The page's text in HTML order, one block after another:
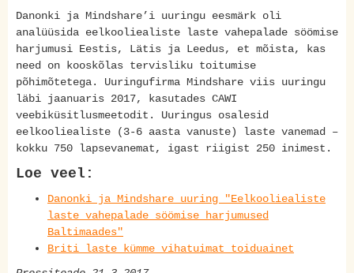
Danonki ja Mindshare’i uuringu eesmärk oli
analüüsida eelkooliealiste laste vahepalade söömise
harjumusi Eestis, Lätis ja Leedus, et mõista, kas
need on kooskõlas tervisliku toitumise
põhimõtetega. Uuringufirma Mindshare viis uuringu
läbi jaanuaris 2017, kasutades CAWI
veebiküsitlusmeetodit. Uuringus osalesid
eelkooliealiste (3-6 aasta vanuste) laste vanemad –
kokku 750 lapsevanemat, igast riigist 250 inimest.
Loe veel:
Danonki ja Mindshare uuring "Eelkooliealiste
laste vahepalade söömise harjumused
Baltimaades"
Briti laste kümme vihatuimat toiduainet